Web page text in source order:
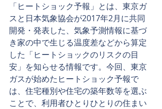
「ヒートショック予報」とは、東京ガ
スと日本気象協会が2017年2月に共同
開発・発表した、気象予測情報に基づ
き家の中で生じる温度差などから算定
した「ヒートショックのリスクの目
安」を知らせる情報です。今回、東京
ガスが始めたヒートショック予報で
は、住宅種別や住宅の築年数等を選ぶ
ことで、利用者ひとりひとりの住まい